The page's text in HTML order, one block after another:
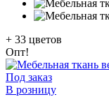
+ 33 цветов
Опт!
Под заказ
В розницу